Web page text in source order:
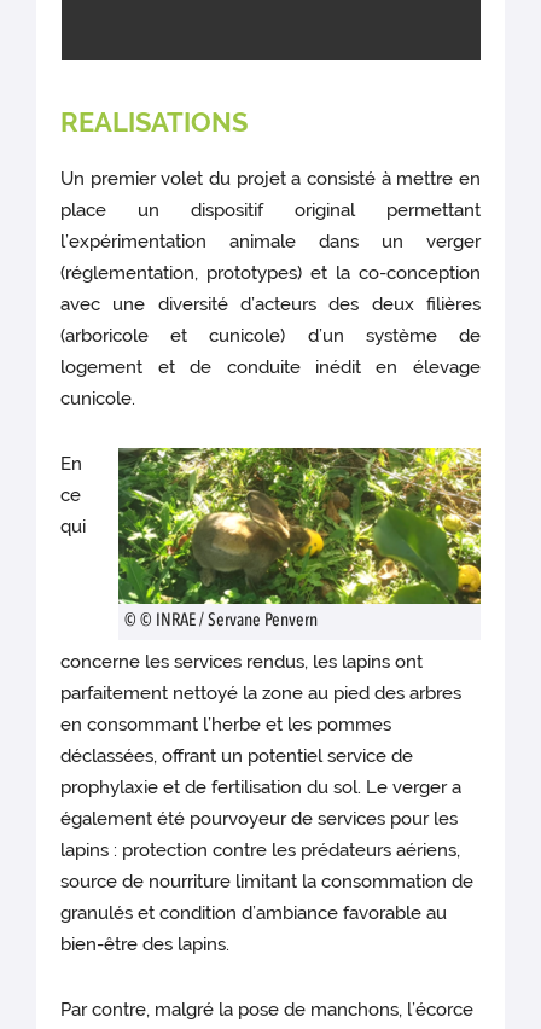
REALISATIONS
Un premier volet du projet a consisté à mettre en
place un dispositif original permettant
l’expérimentation animale dans un verger
(réglementation, prototypes) et la co-conception
avec une diversité d’acteurs des deux filières
(arboricole et cunicole) d’un système de
logement et de conduite inédit en élevage
cunicole.
© © INRAE / Servane Penvern
En
ce
qui
concerne les services rendus, les lapins ont
parfaitement nettoyé la zone au pied des arbres
en consommant l’herbe et les pommes
déclassées, offrant un potentiel service de
prophylaxie et de fertilisation du sol. Le verger a
également été pourvoyeur de services pour les
lapins : protection contre les prédateurs aériens,
source de nourriture limitant la consommation de
granulés et condition d’ambiance favorable au
bien-être des lapins.
Par contre, malgré la pose de manchons, l’écorce